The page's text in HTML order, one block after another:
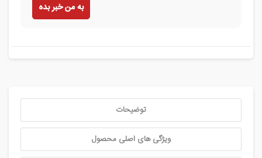
به من خبر بده
توضیحات
ویژگی های اصلی محصول